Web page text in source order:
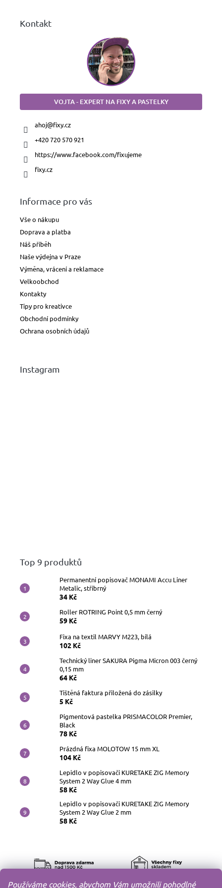
Používáme cookies, abychom Vám umožnili pohodlné
Kontakt
VOJTA - EXPERT NA FIXY A PASTELKY
ahoj@fixy.cz
+420 720 570 921
https://www.facebook.com/fixujeme
fixy.cz
Informace pro vás
Vše o nákupu
Doprava a platba
Náš příběh
Naše výdejna v Praze
Výměna, vrácení a reklamace
Velkoobchod
Kontakty
Tipy pro kreativce
Obchodní podmínky
Ochrana osobních údajů
Instagram
Top 9 produktů
Permanentní popisovač MONAMI Accu Liner
Metalic, stříbrný
34 Kč
Roller ROTRING Point 0,5 mm černý
59 Kč
Fixa na textil MARVY M223, bílá
102 Kč
Technický liner SAKURA Pigma Micron 003 černý
0,15 mm
64 Kč
Tištěná faktura přiložená do zásilky
5 Kč
Pigmentová pastelka PRISMACOLOR Premier,
Black
78 Kč
Prázdná fixa MOLOTOW 15 mm XL
104 Kč
Lepidlo v popisovači KURETAKE ZIG Memory
System 2 Way Glue 4 mm
58 Kč
Lepidlo v popisovači KURETAKE ZIG Memory
System 2 Way Glue 2 mm
58 Kč